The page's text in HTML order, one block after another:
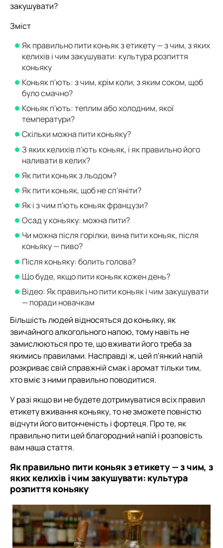
закушувати?
Зміст
Як правильно пити коньяк з етикету — з чим, з яких
келихів і чим закушувати: культура розпиття
коньяку
Коньяк п'ють: з чим, крім коли, з яким соком, щоб
було смачно?
Коньяк п'ють: теплим або холодним, якої
температури?
Скільки можна пити коньяку?
З яких келихів п'ють коньяк, і як правильно його
наливати в келих?
Як пити коньяк з льодом?
Як пити коньяк, щоб не сп'яніти?
Як і з чим п'ють коньяк французи?
Осад у коньяку: можна пити?
Чи можна після горілки, вина пити коньяк, після
коньяку — пиво?
Після коньяку: болить голова?
Що буде, якщо пити коньяк кожен день?
Відео: Як правильно пити коньяк і чим закушувати
— поради новачкам
Більшість людей відносяться до коньяку, як
звичайного алкогольного напою, тому навіть не
замислюються про те, що вживати його треба за
якимись правилами. Насправді ж, цей п'янкий напій
розкриває свій справжній смак і аромат тільки тим,
хто вміє з ними правильно поводитися.
У разі якщо ви не будете дотримуватися всіх правил
етикету вживання коньяку, то не зможете повністю
відчути його витонченість і фортеця. Про те, як
правильно пити цей благородний напій і розповість
вам наша стаття.
Як правильно пити коньяк з етикету — з чим, з
яких келихів і чим закушувати: культура
розпиття коньяку